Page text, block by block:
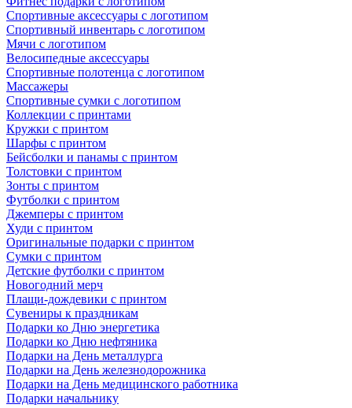
Спортивные аксессуары с логотипом
Спортивный инвентарь с логотипом
Мячи с логотипом
Велосипедные аксессуары
Спортивные полотенца с логотипом
Массажеры
Спортивные сумки с логотипом
Коллекции с принтами
Кружки с принтом
Шарфы с принтом
Бейсболки и панамы с принтом
Толстовки с принтом
Зонты с принтом
Футболки с принтом
Джемперы с принтом
Худи с принтом
Оригинальные подарки с принтом
Сумки с принтом
Детские футболки с принтом
Новогодний мерч
Плащи-дождевики с принтом
Сувениры к праздникам
Подарки ко Дню энергетика
Подарки ко Дню нефтяника
Подарки на День металлурга
Подарки на День железнодорожника
Подарки на День медицинского работника
Подарки начальнику